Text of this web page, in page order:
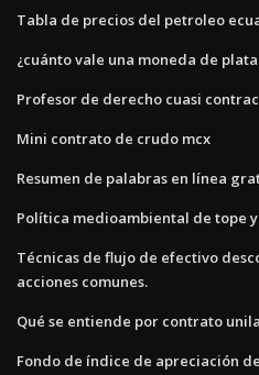
Tabla de precios del petroleo
¿cuánto vale una moneda de
Profesor de derecho cuasi
Mini contrato de crudo mcx
Resumen de palabras en línea
Política medioambiental de tope
Técnicas de flujo de efectivo
acciones comunes.
Qué se entiende por contrato
Fondo de índice de apreciación